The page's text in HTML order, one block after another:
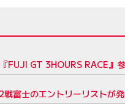
FUJI GT 3HOURS RACE』
戦富士のエントリーリスト